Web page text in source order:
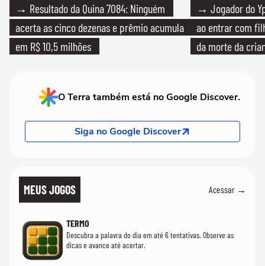
→ Resultado da Quina 7084: Ninguém
acerta as cinco dezenas e prêmio acumula
em R$ 10,5 milhões
→ Jogador do
ao entrar com
da morte da
O Terra também está no Google Discover.
Siga no Google Discover
MEUS JOGOS Acessar →
TERMO
Descubra a palavra do dia em até 6 tentativas. Observe as
dicas e avance até acertar.